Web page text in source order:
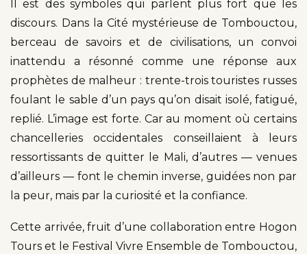
Il est des symboles qui parlent plus fort que les
discours. Dans la Cité mystérieuse de Tombouctou,
berceau de savoirs et de civilisations, un convoi
inattendu a résonné comme une réponse aux
prophètes de malheur : trente-trois touristes russes
foulant le sable d’un pays qu’on disait isolé, fatigué,
replié. L’image est forte. Car au moment où certains
chancelleries occidentales conseillaient à leurs
ressortissants de quitter le Mali, d’autres — venues
d’ailleurs — font le chemin inverse, guidées non par
la peur, mais par la curiosité et la confiance.
Cette arrivée, fruit d’une collaboration entre Hogon
Tours et le Festival Vivre Ensemble de Tombouctou,